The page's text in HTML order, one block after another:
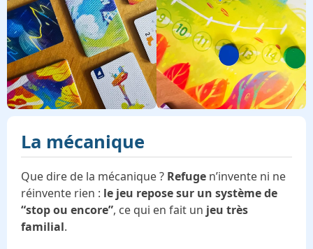
La mécanique
Que dire de la mécanique ? Refuge n’invente ni ne
réinvente rien : le jeu repose sur un système de
“stop ou encore”, ce qui en fait un jeu très
familial.